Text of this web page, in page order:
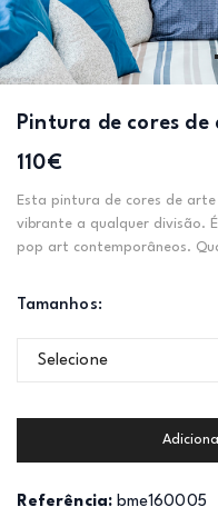
Pintura de cores de
110€
Esta pintura de cores de
vibrante a qualquer divisão.
pop art contemporâneos.
Tamanhos:
Selecione
Referência: bme160005